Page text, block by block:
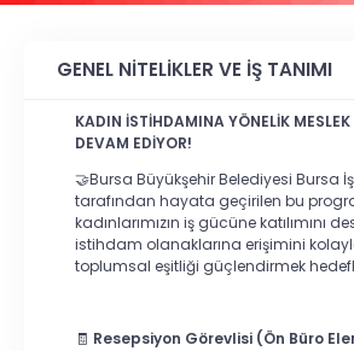
GENEL NİTELİKLER VE İŞ TANIMI
KADIN İSTİHDAMINA YÖNELİK MESLEK
DEVAM EDİYOR!
🤝Bursa Büyükşehir Belediyesi Bursa
tarafından hayata geçirilen bu
kadınlarımızın iş gücüne katılımını
istihdam olanaklarına erişimini
toplumsal eşitliği güçlendirmek
🧾 Resepsiyon Görevlisi (Ön Büro